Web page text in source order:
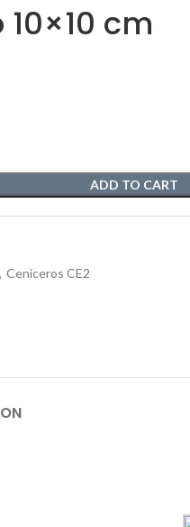
cm
ADD TO CART
, Ceniceros CE2